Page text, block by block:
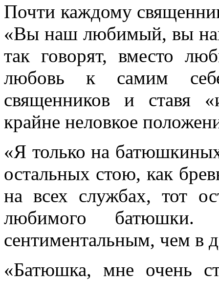
Почти каждому
«Вы наш любимый, вы
так говорят, вместо
любовь к самим
священников и ставя
крайне неловкое
«Я только на
остальных стою, как
на всех службах, тот
любимого
сентиментальным, чем в
«Батюшка, мне очень